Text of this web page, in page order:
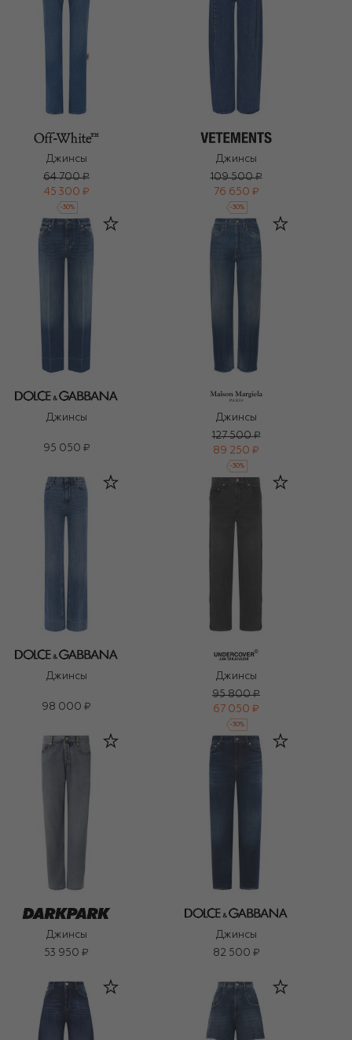
Джинсы
64 700 ₽
45 300 ₽
-30%
Джинсы
109 500 ₽
76 650 ₽
-30%
Джинсы
95 050 ₽
Джинсы
127 500 ₽
89 250 ₽
-30%
Джинсы
98 000 ₽
Джинсы
95 800 ₽
67 050 ₽
-30%
Джинсы
53 950 ₽
Джинсы
82 500 ₽